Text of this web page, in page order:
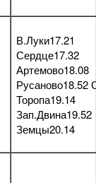
В.Луки17.21
Сердце17.32
Артемово18.08
Русаново18.52
Торопа19.14
Зап.Двина19.52
Земцы20.14